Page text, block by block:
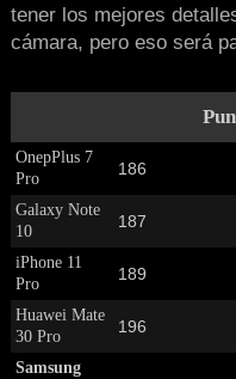
tener los mejores
cámara, pero eso será
OnepPlus 7
Pro
186
Galaxy Note
10
187
iPhone 11
Pro
189
Huawei Mate
30 Pro
196
Samsung